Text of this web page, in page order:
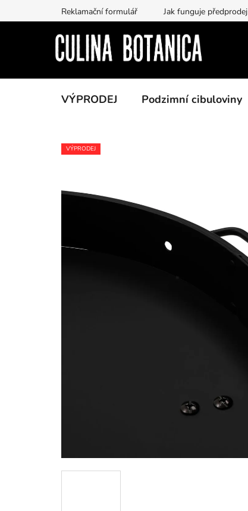
na
Reklamační formulář Jak funguje předprodej
VÝPRODEJ Podzimní cibuloviny
VÝPRODEJ